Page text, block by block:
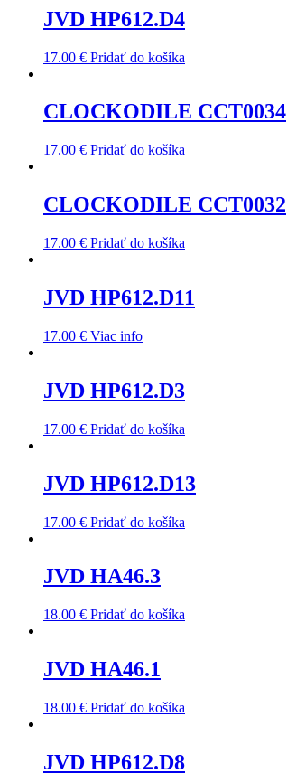
JVD HP612.D4
17.00 € Pridať do košíka
CLOCKODILE CCT0034
17.00 € Pridať do košíka
CLOCKODILE CCT0032
17.00 € Pridať do košíka
JVD HP612.D11
17.00 € Viac info
JVD HP612.D3
17.00 € Pridať do košíka
JVD HP612.D13
17.00 € Pridať do košíka
JVD HA46.3
18.00 € Pridať do košíka
JVD HA46.1
18.00 € Pridať do košíka
JVD HP612.D8